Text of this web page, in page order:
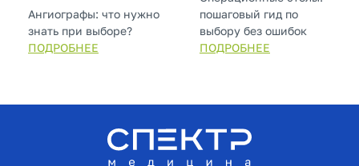
Ангиографы: что нужно
знать при выборе?
ПОДРОБНЕЕ
пошаговый гид по
выбору без ошибок
ПОДРОБНЕЕ